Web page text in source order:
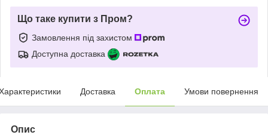
Що таке купити з Пром?
Замовлення під захистом
Доступна доставка
Доставка Оплата Умови повернення
Опис